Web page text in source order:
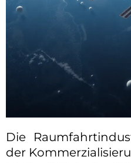
Die
der